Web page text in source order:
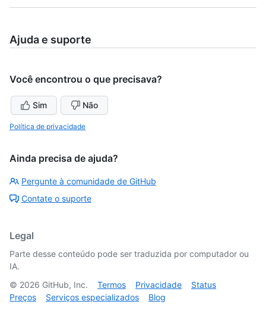
Ajuda e suporte
Você encontrou o que precisava?
Sim Não
Política de privacidade
Ainda precisa de ajuda?
Pergunte à comunidade de GitHub
Contate o suporte
Legal
Parte desse conteúdo pode ser traduzida por computador ou
IA.
© 2026 GitHub, Inc. Termos Privacidade
Status
Preços
Serviços especializados Blog